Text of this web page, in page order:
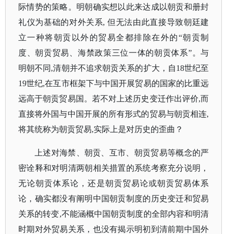
际情势的策略。明朝确实想以此来达成以朝贡和册封
礼仪为基础的对外关系, 但无法由此直接导致朝廷建
立一种将朝贡以外的贸易全都排除在外的“朝贡制
度、朝贡贸易、海禁政策三位一体的朝贡体系”。与
明朝不同,清朝并不追求朝贡关系的扩大，自18世纪至
19世纪,在互市框架下与中国开展贸易的国家的比重远
远高于朝贡贸易国。若不对上述历史变迁作出评价,而
直接将外国与中国开展的所有形式的贸易与朝贡相连,
将其统称为朝贡贸易,实际上是对历史的歪曲？
上述对海禁、朝贡、互市、朝贡贸易等概念的严
密诠释和对明清两朝相关措置的系统考察充分说明，
无论朝贡体系论，还是朝贡贸易论或朝贡贸易体系
论，确实都没有阐明中国朝贡制度的历史变迁和贸易
关系的转变,不能涵概中国朝贡制度的全部内容和明清
时期对外贸易关系，也没有揭示明初到清前期中国外